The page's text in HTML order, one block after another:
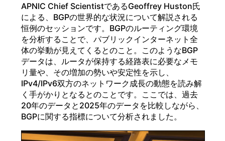
APNIC Chief ScientistであるGeoffrey Huston氏
による、BGPの世界的な状況について解説される
恒例のセッションです。BGPのルーティング環境
を分析することで、パブリックインターネット全
体の挙動が見えてくるとのこと。このようなBGP
データは、ルータが保持する経路表に必要なメモ
リ量や、その増加の勢いや安定性を示し、
IPv4/IPv6双方のネットワーク成長の動態を読み解
く手がかりとなるとのことです。ここでは、過去
20年のデータと2025年のデータを比較しながら、
BGPに関する指標について分析されました。